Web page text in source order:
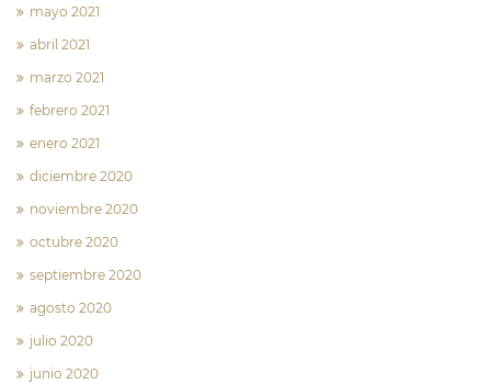
mayo 2021
abril 2021
marzo 2021
febrero 2021
enero 2021
diciembre 2020
noviembre 2020
octubre 2020
septiembre 2020
agosto 2020
julio 2020
junio 2020